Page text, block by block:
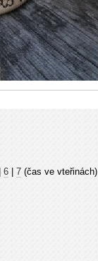
6| 7(čas ve vteřinách)